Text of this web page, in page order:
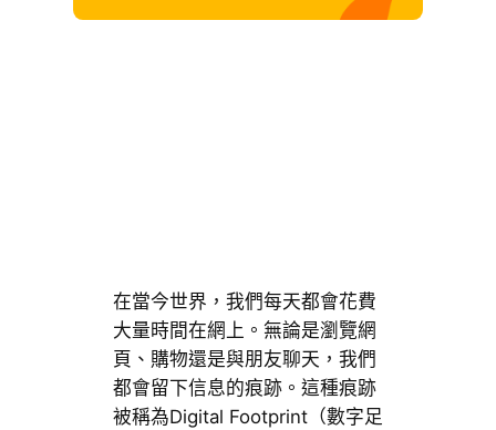
在當今世界，我們每天都會花費
大量時間在網上。無論是瀏覽網
頁、購物還是與朋友聊天，我們
都會留下信息的痕跡。這種痕跡
被稱為Digital Footprint（數字足